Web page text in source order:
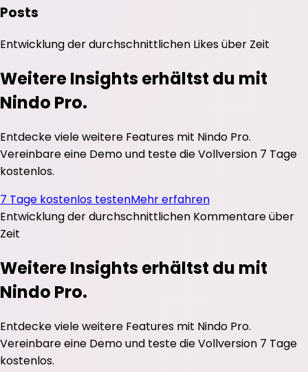
Posts
Entwicklung der durchschnittlichen Likesüber Zeit
Weitere Insights erhältst du mit
Nindo Pro.
Entdecke viele weitere Features mit Nindo Pro.
Vereinbare eine Demo und teste die Vollversion 7 Tage
kostenlos.
7 Tage kostenlos testenMehr erfahren
Entwicklung der durchschnittlichen Kommentareüber
Zeit
Weitere Insights erhältst du mit
Nindo Pro.
Entdecke viele weitere Features mit Nindo Pro.
Vereinbare eine Demo und teste die Vollversion 7 Tage
kostenlos.